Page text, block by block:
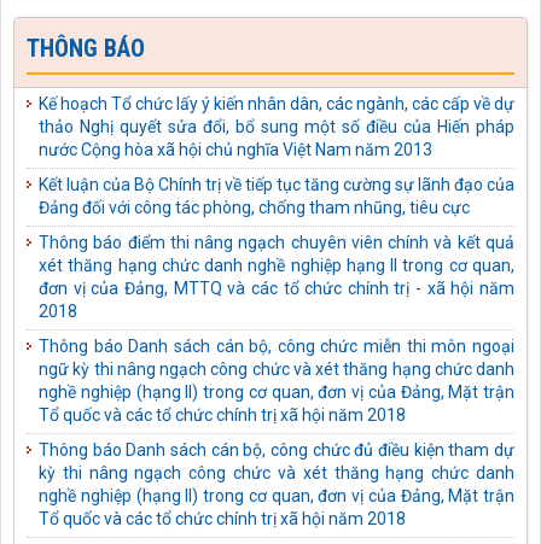
thể chế hóa chủ trương, đường lối của Đảng về phòng, chống
tham nhũng, lãng phí, tiêu cực thành pháp luật của Nhà nước
Kế hoạch số: 04-KH/TU ngày 03/10/2025 của Tỉnh ủy Tuyên
Quang thực hiện Quy định số 231-QĐ/TW ngày 17/01/2025
của Bộ Chính trị về bảo vệ người đấu tranh chống tham nhũng,
lãng phí, tiêu cực
Công văn số: 488-CV/TU ngày 18/09/2025 của Tỉnh ủy Tuyên
Quang Về tiếp tục thực hiện Chi thị số 14-CT/TW ngày
01/7/2022 của Bộ Chính trị
Quyết định số: 395-QĐ/TU ngày 09/09/2025 của Tỉnh ủy Tuyên
Quang kiện toàn Ban Chỉ đạo phòng, chống tham nhũng, lãng
phí, tiêu cực tỉnh Tuyên Quang
Kế hoạch số: 40-KH/TU ngày 03/09/2025 của Tỉnh ủy Tuyên
Quang thực hiện Chỉ thị số 04-CT/TW ngày 02/6/2021 của Ban
Bí thư về tăng cường sự lãnh đạo của Đảng đối với công tác thu
hồi tài sản bị thất thoát, chiếm đoạt trong các vụ án hình sự về
tham nhũng, kinh tế
Kế hoạch số: 41-KH/TU ngày 03/09/2025 của Tỉnh ủy Tuyên
Quang thực hiện Quy định số 132-QĐ/TW ngày 27/10/2023
của Bộ Chính trị về kiểm soát quyền lực, phòng, chống tham
nhũng, tiêu cực trong hoạt động điều tra, truy tố, xét xử, thi
THÔNG BÁO
Kế hoạch Tổ chức lấy ý kiến nhân dân, các ngành, các cấp về dự
thảo Nghị quyết sửa đổi, bổ sung một số điều của Hiến pháp
nước Cộng hòa xã hội chủ nghĩa Việt Nam năm 2013
Kết luận của Bộ Chính trị về tiếp tục tăng cường sự lãnh đạo của
Đảng đối với công tác phòng, chống tham nhũng, tiêu cực
Thông báo điểm thi nâng ngạch chuyên viên chính và kết quả
xét thăng hạng chức danh nghề nghiệp hạng II trong cơ quan,
đơn vị của Đảng, MTTQ và các tổ chức chính trị - xã hội năm
2018
Thông báo Danh sách cán bộ, công chức miễn thi môn ngoại
ngữ kỳ thi nâng ngạch công chức và xét thăng hạng chức danh
nghề nghiệp (hạng II) trong cơ quan, đơn vị của Đảng, Mặt trận
Tổ quốc và các tổ chức chính trị xã hội năm 2018
Thông báo Danh sách cán bộ, công chức đủ điều kiện tham dự
kỳ thi nâng ngạch công chức và xét thăng hạng chức danh
nghề nghiệp (hạng II) trong cơ quan, đơn vị của Đảng, Mặt trận
Tổ quốc và các tổ chức chính trị xã hội năm 2018